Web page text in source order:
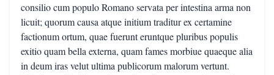
consilio cum populo Romano servata per intestina arma non
licuit; quorum causa atque initium traditur ex certamine
factionum ortum, quae fuerunt eruntque pluribus populis
exitio quam bella externa, quam fames morbiue quaeque alia
in deum iras velut ultima publicorum malorum vertunt.